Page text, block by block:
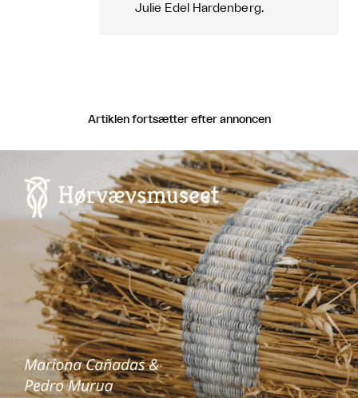
Julie Edel Hardenberg.
Artiklen fortsætter efter annoncen